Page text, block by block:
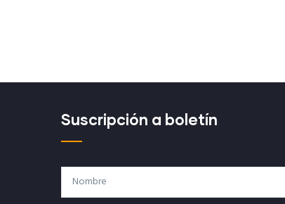
Suscripción a boletín
Nombre